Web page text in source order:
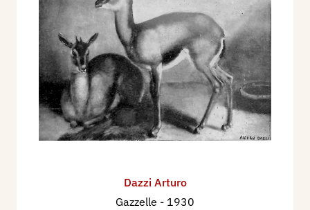
Dazzi Arturo
Gazzelle - 1930